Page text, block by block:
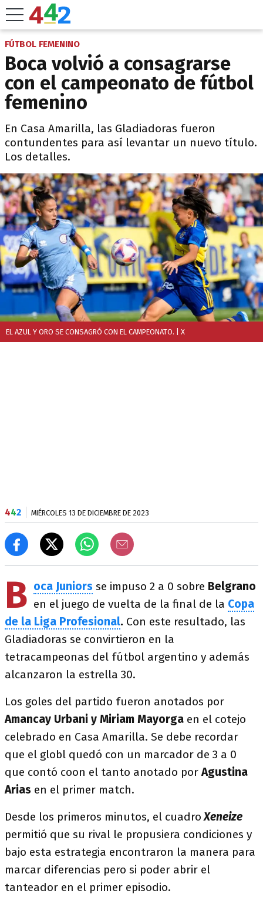
FÚTBOL FEMENINO
Boca volvió a consagrarse
con el campeonato de fútbol
femenino
En Casa Amarilla, las Gladiadoras fueron
contundentes para así levantar un nuevo título.
Los detalles.
EL AZUL Y ORO SE CONSAGRÓ CON EL CAMPEONATO. | X
442 MIÉRCOLES 13 DE DICIEMBRE DE 2023
B oca Juniors se impuso 2 a 0 sobre Belgrano
en el juego de vuelta de la final de la Copa
de la Liga Profesional. Con este resultado, las
Gladiadoras se convirtieron en la
tetracampeonas del fútbol argentino y además
alcanzaron la estrella 30.
Los goles del partido fueron anotados por
Amancay Urbani y Miriam Mayorga en el cotejo
celebrado en Casa Amarilla. Se debe recordar
que el globl quedó con un marcador de 3 a 0
que contó coon el tanto anotado porAgustina
Arias en el primer match.
Desde los primeros minutos, el cuadroXeneize
permitió que su rival le propusiera condiciones y
bajo esta estrategia encontraron la manera para
marcar diferencias pero si poder abrir el
tanteador en el primer episodio.